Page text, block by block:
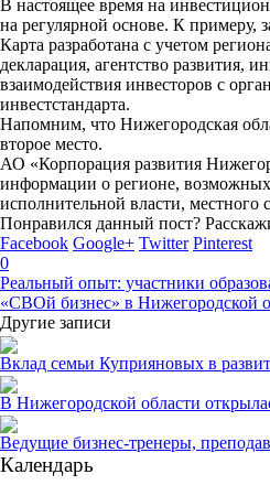
В настоящее время на
на регулярной основе. К примеру,
Карта разработана с учетом
декларация, агентство развития,
взаимодействия инвесторов с
инвестстандарта.
Напомним, что Нижегородская
второе место.
АО «Корпорация развития
информации о регионе, возможных
исполнительной власти,
Понравился данный пост?
Facebook Google+ Twitter Pinterest
0
Реальный опыт: участники
«СВОй бизнес» в Нижегородской
Другие записи
Вклад семьи Куприяновых в
В Нижегородской области
Ведущие бизнес-тренеры,
Календарь